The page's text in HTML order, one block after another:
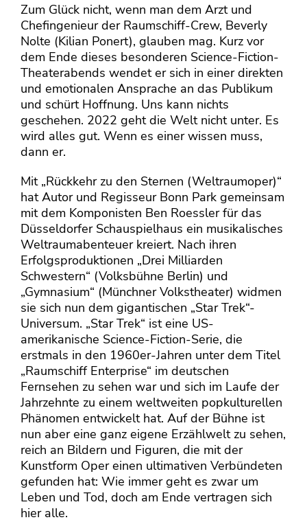
Zum Glück nicht, wenn man dem Arzt und
Chefingenieur der Raumschiff-Crew, Beverly
Nolte (Kilian Ponert), glauben mag. Kurz vor
dem Ende dieses besonderen Science-Fiction-
Theaterabends wendet er sich in einer direkten
und emotionalen Ansprache an das Publikum
und schürt Hoffnung. Uns kann nichts
geschehen. 2022 geht die Welt nicht unter. Es
wird alles gut. Wenn es einer wissen muss,
dann er.
Mit „Rückkehr zu den Sternen (Weltraumoper)“
hat Autor und Regisseur Bonn Park gemeinsam
mit dem Komponisten Ben Roessler für das
Düsseldorfer Schauspielhaus ein musikalisches
Weltraumabenteuer kreiert. Nach ihren
Erfolgsproduktionen „Drei Milliarden
Schwestern“ (Volksbühne Berlin) und
„Gymnasium“ (Münchner Volkstheater) widmen
sie sich nun dem gigantischen „Star Trek“-
Universum. „Star Trek“ ist eine US-
amerikanische Science-Fiction-Serie, die
erstmals in den 1960er-Jahren unter dem Titel
„Raumschiff Enterprise“ im deutschen
Fernsehen zu sehen war und sich im Laufe der
Jahrzehnte zu einem weltweiten popkulturellen
Phänomen entwickelt hat. Auf der Bühne ist
nun aber eine ganz eigene Erzählwelt zu sehen,
reich an Bildern und Figuren, die mit der
Kunstform Oper einen ultimativen Verbündeten
gefunden hat: Wie immer geht es zwar um
Leben und Tod, doch am Ende vertragen sich
hier alle.